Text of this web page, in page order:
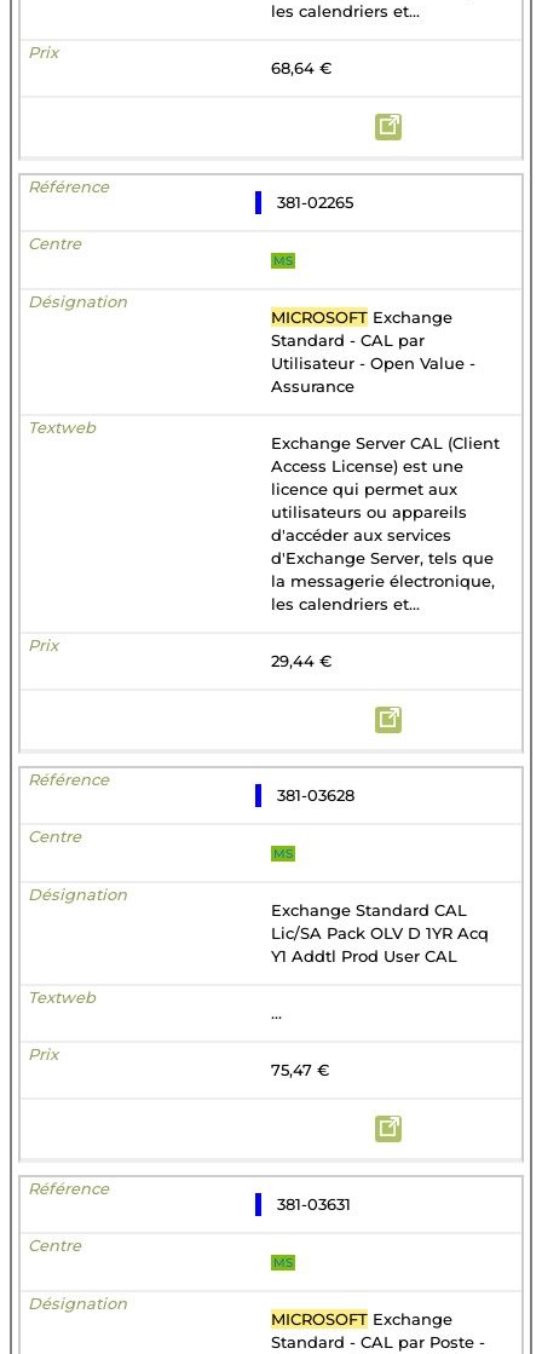
les calendriers et...
68,64 €
381-02265
MS
MICROSOFT Exchange
Standard - CAL par
Utilisateur - Open Value -
Assurance
Exchange Server CAL (Client
Access License) est une
licence qui permet aux
utilisateurs ou appareils
d'accéder aux services
d'Exchange Server, tels que
la messagerie électronique,
les calendriers et...
29,44 €
381-03628
MS
Exchange Standard CAL
Lic/SA Pack OLV D 1YR Acq
Y1 Addtl Prod User CAL
...
75,47 €
381-03631
MS
MICROSOFT Exchange
Standard - CAL par Poste -